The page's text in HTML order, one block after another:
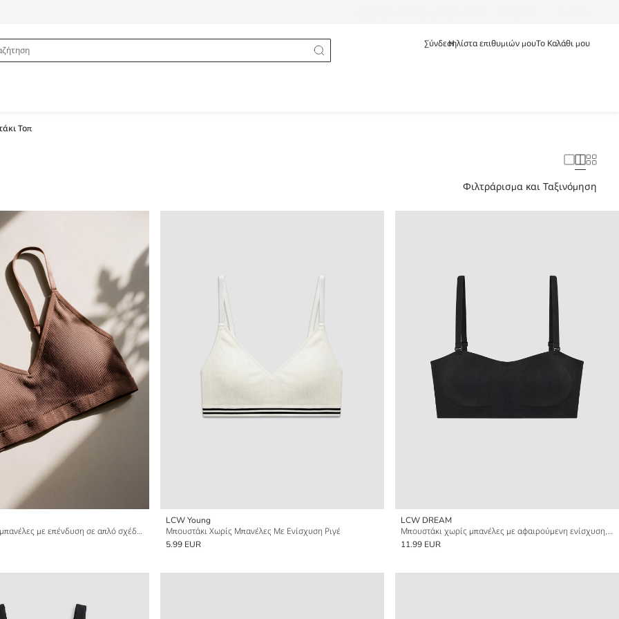
ΣύνδεσηΗ λίστα επιθυμιών μουΤο Καλάθι μου
Τοπ
Φιλτράρισμα και Ταξινόμηση
Μπουστάκι χωρίς μπανέλες με επένδυση σε απλό σχέδιο
LCW Young
Μπουστάκι Χωρίς Μπανέλες Με Ενίσχυση Ριγέ
5.99 EUR
LCW DREAM
Μπουστάκι χωρίς μπανέλες με αφαιρούμενη ενίσχυση, απλό
11.99 EUR